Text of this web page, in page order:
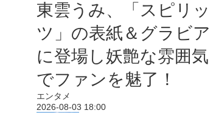
東雲うみ、「スピリッ
ツ」の表紙＆グラビア
に登場し妖艶な雰囲気
でファンを魅了！
エンタメ
2026-08-03 18:00